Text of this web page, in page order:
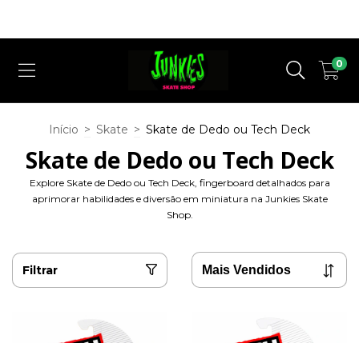
0
Início > Skate > Skate de Dedo ou Tech Deck
Skate de Dedo ou Tech Deck
Explore Skate de Dedo ou Tech Deck, fingerboard detalhados para
aprimorar habilidades e diversão em miniatura na Junkies Skate
Shop.
Filtrar